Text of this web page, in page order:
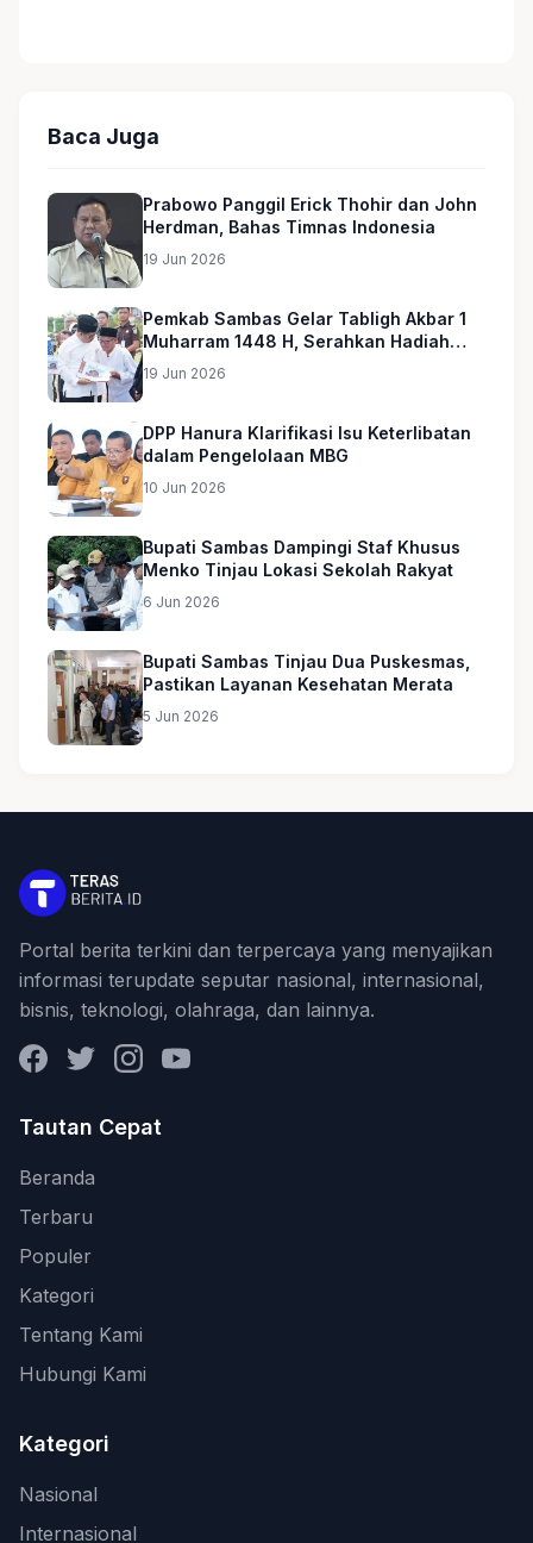
Baca Juga
Prabowo Panggil Erick Thohir dan John
Herdman, Bahas Timnas Indonesia
19 Jun 2026
Pemkab Sambas Gelar Tabligh Akbar 1
Muharram 1448 H, Serahkan Hadiah
Umroh untuk Guru Ngaji dan Imam
19 Jun 2026
DPP Hanura Klarifikasi Isu Keterlibatan
dalam Pengelolaan MBG
10 Jun 2026
Bupati Sambas Dampingi Staf Khusus
Menko Tinjau Lokasi Sekolah Rakyat
6 Jun 2026
Bupati Sambas Tinjau Dua Puskesmas,
Pastikan Layanan Kesehatan Merata
5 Jun 2026
Portal berita terkini dan terpercaya yang menyajikan
informasi terupdate seputar nasional, internasional,
bisnis, teknologi, olahraga, dan lainnya.
FacebookTwitterInstagramYouTube
Tautan Cepat
Beranda
Terbaru
Populer
Kategori
Tentang Kami
Hubungi Kami
Kategori
Nasional
Internasional